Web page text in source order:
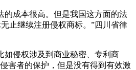
的成本很高。但是我国这方面的法
止继续注册侵权商标。”四川省律
如侵权涉及到商业秘密、专利商
害者的保护，但是没有得到有效激